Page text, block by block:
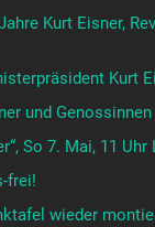
Kurt Eisner,
Kurt
und Genossinnen
So 7. Mai, 11 Uhr
frei!
wieder